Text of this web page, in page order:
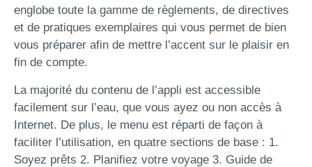
englobe toute la gamme de règlements, de directives
et de pratiques exemplaires qui vous permet de bien
vous préparer afin de mettre l’accent sur le plaisir en
fin de compte.
La majorité du contenu de l’appli est accessible
facilement sur l’eau, que vous ayez ou non accès à
Internet. De plus, le menu est réparti de façon à
faciliter l’utilisation, en quatre sections de base : 1.
Soyez prêts 2. Planifiez votre voyage 3. Guide de